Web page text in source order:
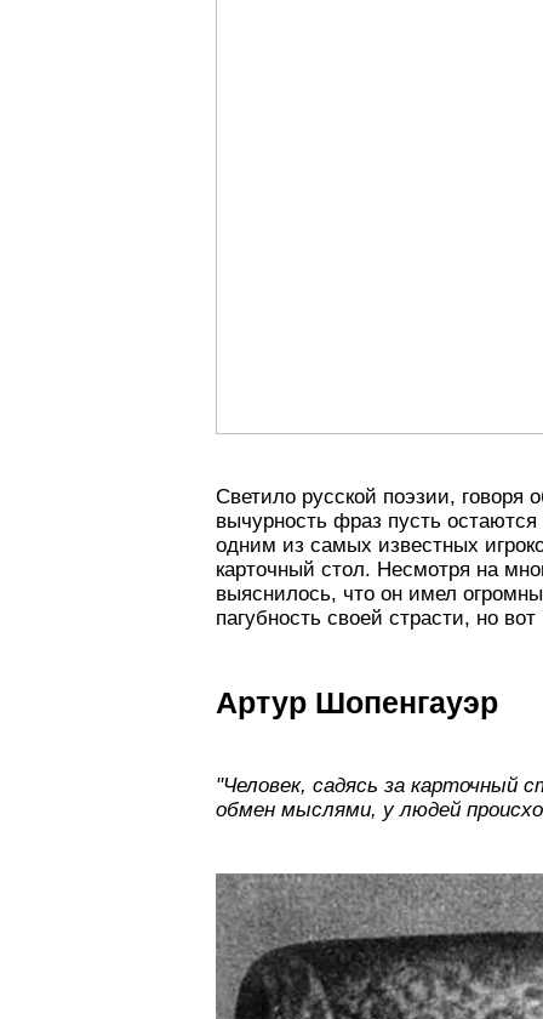
Светило русской поэзии, говоря
вычурность фраз пусть
одним из самых известных
карточный стол. Несмотря на
выяснилось, что он имел
пагубность своей страсти, но
Артур Шопенгауэр
"Человек, садясь за карточный
обмен мыслями, у людей